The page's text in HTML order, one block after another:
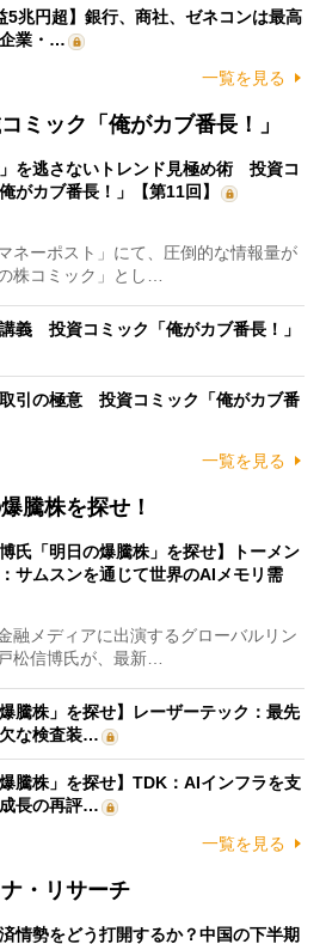
5兆円超】銀行、商社、ゼネコンは最高
業・…
一覧を見る
ミック「俺がカブ番長！」
」を逃さないトレンド見極め術 投資コ
がカブ番長！」【第11回】
ネーポスト」にて、圧倒的な情報量が
株コミック」とし…
義 投資コミック「俺がカブ番長！」
引の極意 投資コミック「俺がカブ番
一覧を見る
騰株を探せ！
博氏「明日の爆騰株」を探せ】トーメン
サムスンを通じて世界のAIメモリ需
融メディアに出演するグローバルリン
松信博氏が、最新…
騰株」を探せ】レーザーテック：最先
な検査装…
騰株」を探せ】TDK：AIインフラを支
長の再評…
一覧を見る
・リサーチ
情勢をどう打開するか？中国の下半期